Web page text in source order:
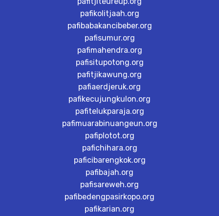
pafikolitjaah.org
pafibabakancibeber.org
pafisumur.org
pafimahendra.org
pafisitupotong.org
pafitjikawung.org
pafiaerdjeruk.org
pafikecujungkulon.org
pafitelukparaja.org
pafimuarabinuangeun.org
pafiplotot.org
pafichihara.org
paficibarengkok.org
pafibajah.org
pafisareweh.org
pafibedengpasirkopo.org
pafikarian.org